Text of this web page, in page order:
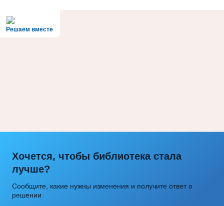
Решаем вместе
Хочется, чтобы библиотека стала
лучше?
Сообщите, какие нужны изменения и получите ответ о
решении